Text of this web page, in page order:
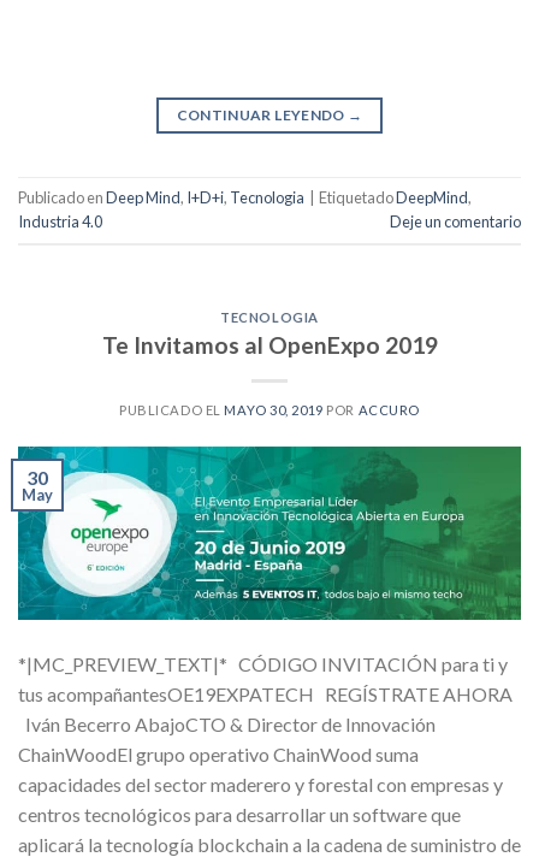
CONTINUAR LEYENDO →
Publicado enDeep Mind, I+D+i, Tecnologia EtiquetadoDeepMind,
Industria 4.0
Deje un comentario
TECNOLOGIA
Te Invitamos al OpenExpo 2019
PUBLICADO EL MAYO 30, 2019 POR ACCURO
30
May
*|MC_PREVIEW_TEXT|* CÓDIGO INVITACIÓN para ti y
tus acompañantesOE19EXPATECH REGÍSTRATE AHORA
Iván Becerro AbajoCTO & Director de Innovación
ChainWoodEl grupo operativo ChainWood suma
capacidades del sector maderero y forestal con empresas y
centros tecnológicos para desarrollar un software que
aplicará la tecnología blockchain a la cadena de suministro de